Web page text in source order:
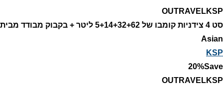
OUTRAVELKSP
סט 4 צידניות קומבו של 5+14+32+62 ליטר + בקבוק מבודד מבית
Asian
KSP
20%Save
OUTRAVELKSP